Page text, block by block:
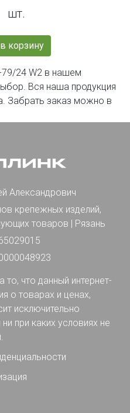
шт.
корзину
79/24 W2 в нашем
Вся наша продукция
Забрать заказ можно в
Александрович
крепежных изделий,
товаров | Рязань
что данный интернет-
о товарах и ценах,
исключительно
при каких условиях не